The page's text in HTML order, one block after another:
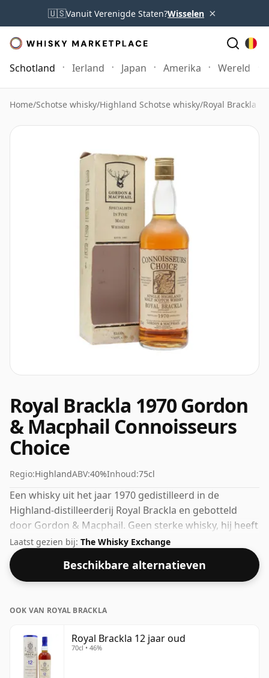
🇺🇸Vanuit Verenigde Staten?Wisselen ×
Schotland Ierland Japan Amerika Wereld
Home/Schotse whisky/Highland Schotse whisky/Royal Brackla
Royal Brackla 1970 Gordon
& Macphail Connoisseurs
Choice
Regio:HighlandABV:40%Inhoud:75cl
Een whisky uit het jaar 1970 gedistilleerd in de
Highland-distilleerderij Royal Brackla en gebotteld
door Gordon & Macphail. Geen sterke whisky, hij heeft
een alcoholpercentage van 40% en wordt gebotteld in
een normale maat van 75cl.
Laatst gezien bij: The Whisky Exchange
Beschikbare alternatieven
OOK VAN ROYAL BRACKLA
Royal Brackla 12 jaar oud
70cl • 46%